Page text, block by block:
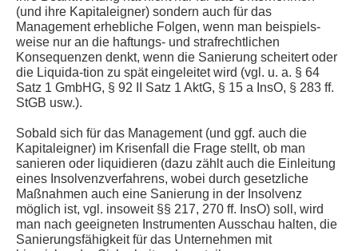
(und ihre Kapitaleigner) sondern auch für das
Management erhebliche Folgen, wenn man beispiels-
weise nur an die haftungs- und strafrechtlichen
Konsequenzen denkt, wenn die Sanierung scheitert oder
die Liquida-tion zu spät eingeleitet wird (vgl. u. a. § 64
Satz 1 GmbHG, § 92 II Satz 1 AktG, § 15 a InsO, § 283 ff.
StGB usw.).
Sobald sich für das Management (und ggf. auch die
Kapitaleigner) im Krisenfall die Frage stellt, ob man
sanieren oder liquidieren (dazu zählt auch die Einleitung
eines Insolvenzverfahrens, wobei durch gesetzliche
Maßnahmen auch eine Sanierung in der Insolvenz
möglich ist, vgl. insoweit §§ 217, 270 ff. InsO) soll, wird
man nach geeigneten Instrumenten Ausschau halten, die
Sanierungsfähigkeit für das Unternehmen mit